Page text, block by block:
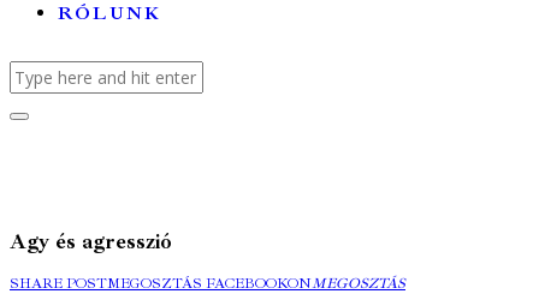
RÓLUNK
Agy és agresszió
SHARE POSTMEGOSZTÁS FACEBOOKONMEGOSZTÁS